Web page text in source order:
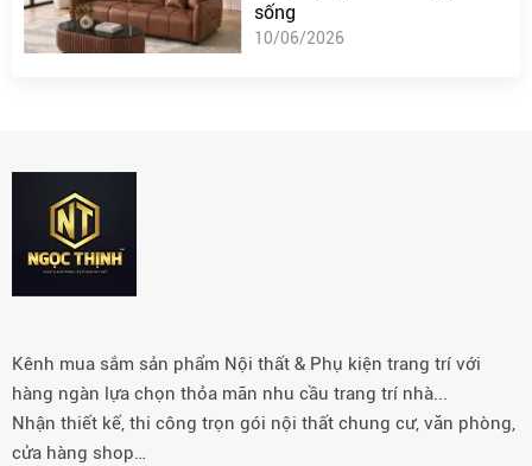
sống
10/06/2026
Kênh mua sắm sản phẩm Nội thất & Phụ kiện trang trí với
hàng ngàn lựa chọn thỏa mãn nhu cầu trang trí nhà...
Nhận thiết kế, thi công trọn gói nội thất chung cư, văn phòng,
cửa hàng shop…